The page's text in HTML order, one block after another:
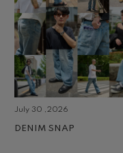
July 30 ,2026
DENIM SNAP